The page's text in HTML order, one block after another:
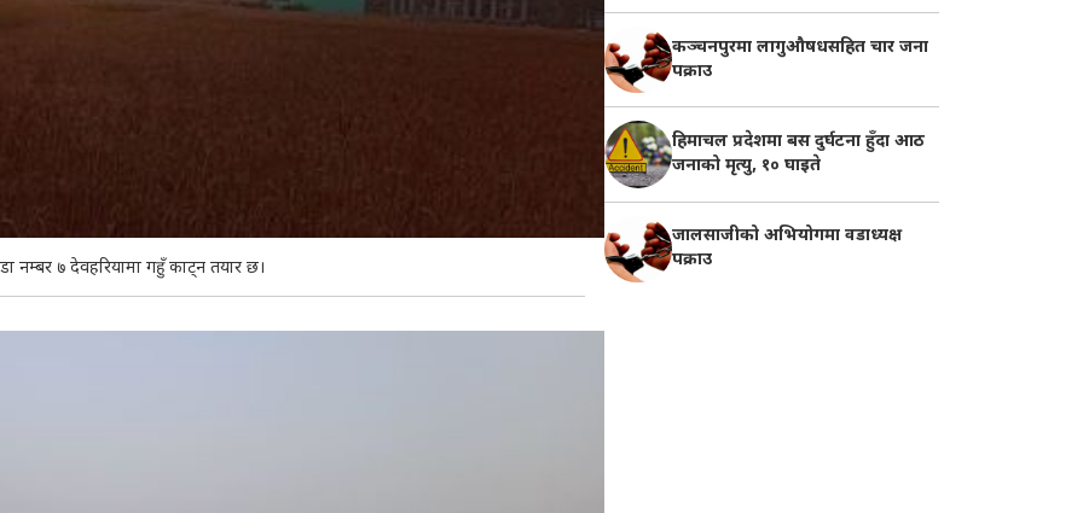
नम्बर ७ देवहरियामा गहुँ काट्न तयार छ।
कञ्चनपुरमा लागुऔषधसहित चार जना
पक्राउ
हिमाचल प्रदेशमा बस दुर्घटना हुँदा आठ
जनाको मृत्यु, १० घाइते
जालसाजीको अभियोगमा वडाध्यक्ष
पक्राउ